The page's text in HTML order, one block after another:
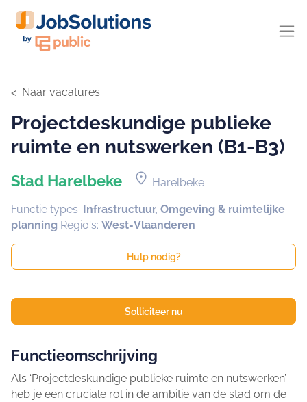
Naar vacatures
Projectdeskundige publieke
ruimte en nutswerken (B1-B3)
Stad Harelbeke location_on Harelbeke
Functie types: Infrastructuur, Omgeving & ruimtelijke
planning Regio's: West-Vlaanderen
Hulp nodig?
Solliciteer nu
Functieomschrijving
Als ‘Projectdeskundige publieke ruimte en nutswerken’
heb je een cruciale rol in de ambitie van de stad om de